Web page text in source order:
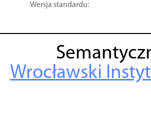
Wersja standardu:
Wrocławski